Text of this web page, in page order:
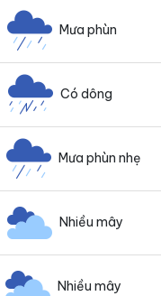
Mưa phùn
Có dông
Mưa phùn nhẹ
Nhiều mây
Nhiều mây